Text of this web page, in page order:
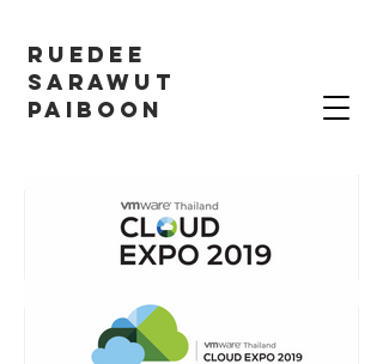
RUEDEE
SARAWUT
PAIBOON